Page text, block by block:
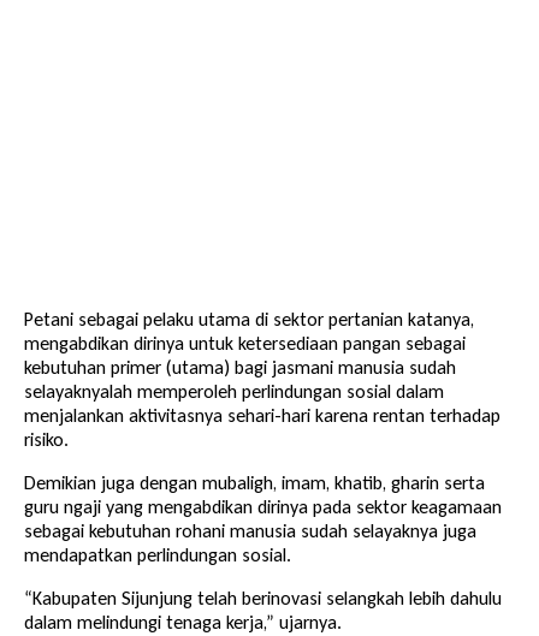
Petani sebagai pelaku utama di sektor pertanian katanya,
mengabdikan dirinya untuk ketersediaan pangan sebagai
kebutuhan primer (utama) bagi jasmani manusia sudah
selayaknyalah memperoleh perlindungan sosial dalam
menjalankan aktivitasnya sehari-hari karena rentan terhadap
risiko.
Demikian juga dengan mubaligh, imam, khatib, gharin serta
guru ngaji yang mengabdikan dirinya pada sektor keagamaan
sebagai kebutuhan rohani manusia sudah selayaknya juga
mendapatkan perlindungan sosial.
“Kabupaten Sijunjung telah berinovasi selangkah lebih dahulu
dalam melindungi tenaga kerja,” ujarnya.